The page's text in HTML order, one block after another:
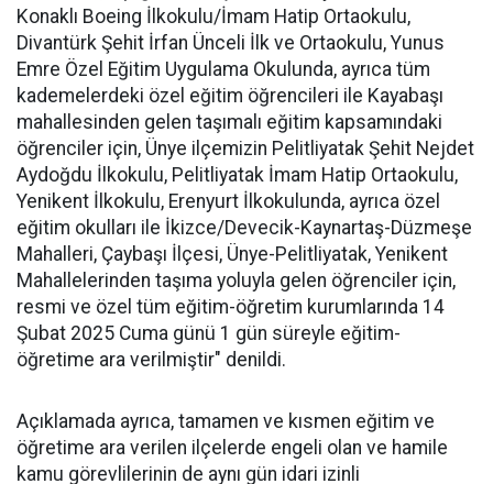
Konaklı Boeing İlkokulu/İmam Hatip Ortaokulu,
Divantürk Şehit İrfan Ünceli İlk ve Ortaokulu, Yunus
Emre Özel Eğitim Uygulama Okulunda, ayrıca tüm
kademelerdeki özel eğitim öğrencileri ile Kayabaşı
mahallesinden gelen taşımalı eğitim kapsamındaki
öğrenciler için, Ünye ilçemizin Pelitliyatak Şehit Nejdet
Aydoğdu İlkokulu, Pelitliyatak İmam Hatip Ortaokulu,
Yenikent İlkokulu, Erenyurt İlkokulunda, ayrıca özel
eğitim okulları ile İkizce/Devecik-Kaynartaş-Düzmeşe
Mahalleri, Çaybaşı İlçesi, Ünye-Pelitliyatak, Yenikent
Mahallelerinden taşıma yoluyla gelen öğrenciler için,
resmi ve özel tüm eğitim-öğretim kurumlarında 14
Şubat 2025 Cuma günü 1 gün süreyle eğitim-
öğretime ara verilmiştir" denildi.
Açıklamada ayrıca, tamamen ve kısmen eğitim ve
öğretime ara verilen ilçelerde engeli olan ve hamile
kamu görevlilerinin de aynı gün idari izinli